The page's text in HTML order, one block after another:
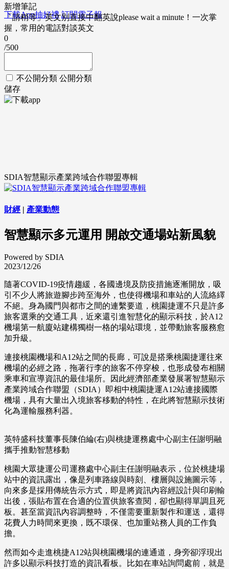
下載App抽好禮 訂閱電子報
新增筆記
「請稍等」英文別直接中翻英說please wait a minute！一次掌
握，常用的電話對談英文
0
/500
不公開分類 公開分類
儲存
SDIA智慧顯示產業跨域合作聯盟專輯
財經 | 產業動態
智慧顯示多元運用 開啟交通場站新風貌
Powered by SDIA
2023/12/26
隨著COVID-19疫情趨緩，各國邊境及防疫措施逐漸開放，吸
引不少人將旅遊腳步跨至海外，也使得機場和車站的人流絡繹
不絕。身為國門與都市之間的連繫要道，桃園捷運不只是許多
旅客選乘的交通工具，近來還引進智慧化的顯示科技，於A12
機場第一航廈站建構獨樹一格的場站環境，並帶動旅客服務愈
加升級。
連接桃園機場和A12站之間的長廊，可說是搭乘桃園捷運往來
機場的必經之路，拖著行李的旅客不停穿梭，也形成發布相關
乘車和宣導資訊的最佳場所。因此經濟部產業發展署智慧顯示
產業跨域合作聯盟（SDIA）即相中桃園捷運A12站連接國際
機場，具有大量出入境旅客移動的特性，在此將智慧顯示技術
化為運輸服務利器。
英特盛科技董事長陳伯綸(右)與桃捷運務處中心副主任謝明融
攜手推動智慧移動
桃園大眾捷運公司運務處中心副主任謝明融表示，位於桃捷場
站中的資訊露出，像是列車路線與時刻、樓層與設施圖示等，
向來多是採用傳統告示方式，即是將資訊內容經設計與印刷輸
出後，張貼布置在合適的位置供旅客查閱，卻也顯得單調且死
板。甚至當資訊內容調整時，不僅需要重新製作和運送，還得
花費人力時間來更換，既不環保、也加重站務人員的工作負
擔。
然而如今走進桃捷A12站與桃園機場的連通道，身旁卻浮現出
許多以顯示科技打造的資訊看板。比如在車站詢問處前，就是